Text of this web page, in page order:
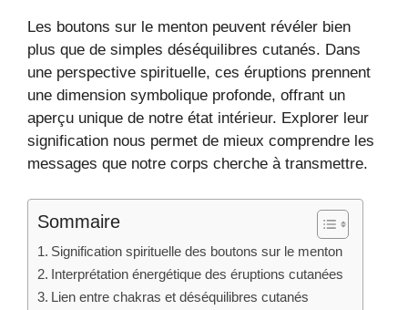
Les boutons sur le menton peuvent révéler bien
plus que de simples déséquilibres cutanés. Dans
une perspective spirituelle, ces éruptions prennent
une dimension symbolique profonde, offrant un
aperçu unique de notre état intérieur. Explorer leur
signification nous permet de mieux comprendre les
messages que notre corps cherche à transmettre.
Sommaire
Signification spirituelle des boutons sur le menton
Interprétation énergétique des éruptions cutanées
Lien entre chakras et déséquilibres cutanés